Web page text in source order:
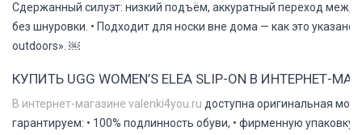
Сдержанный силуэт: низкий подъём, аккуратный переход
без шнуровки. • Подходит для носки вне дома — как это
outdoors». ￼
КУПИТЬ UGG WOMEN’S ELEA SLIP-ON В ИНТЕРНЕТ-
В интернет-магазине valenki4you.ru доступна оригинальная
гарантируем: • 100% подлинность обуви, • фирменную